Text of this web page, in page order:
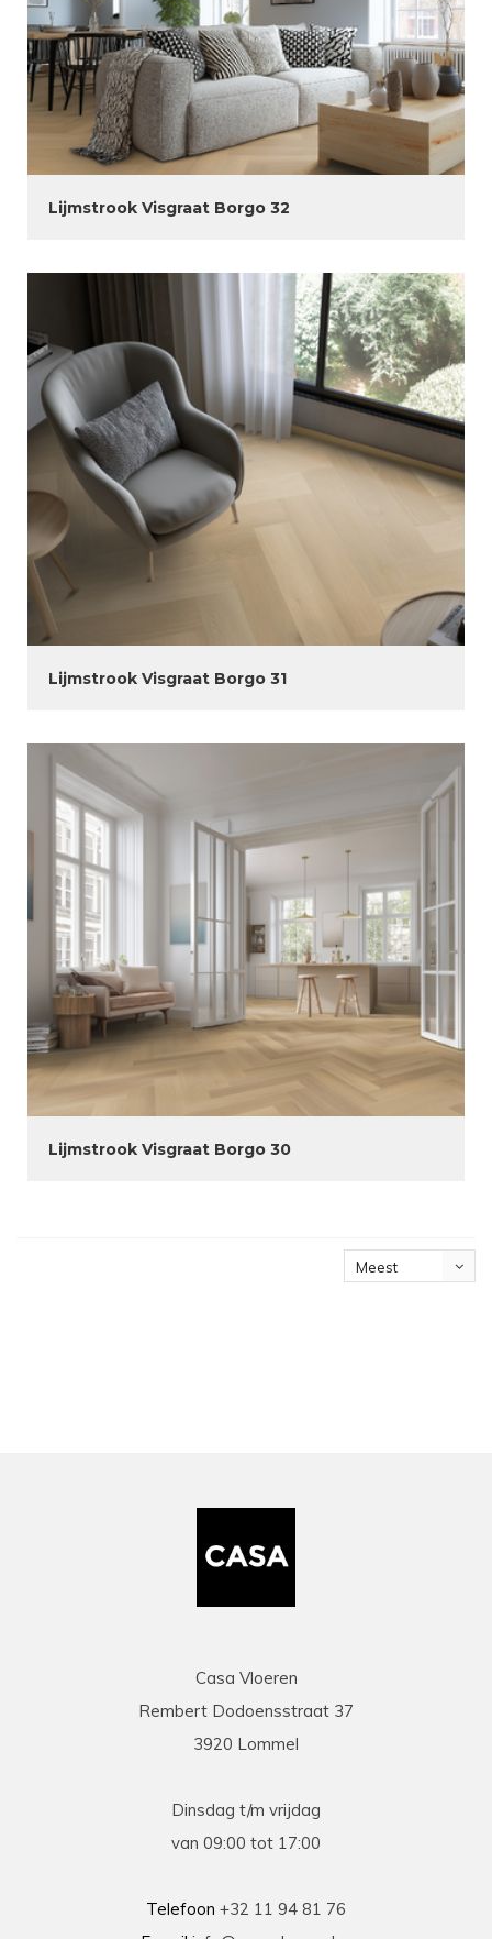
Lijmstrook Visgraat Borgo 32
Lijmstrook Visgraat Borgo 31
Lijmstrook Visgraat Borgo 30
Meest
Casa Vloeren
Rembert Dodoensstraat 37
3920 Lommel
Dinsdag t/m vrijdag
van 09:00 tot 17:00
Telefoon +32 11 94 81 76